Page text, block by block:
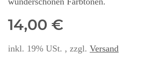
14,00 €
inkl. 19% USt. , zzgl. Versand